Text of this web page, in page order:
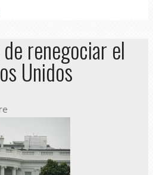
renegociar el
Unidos